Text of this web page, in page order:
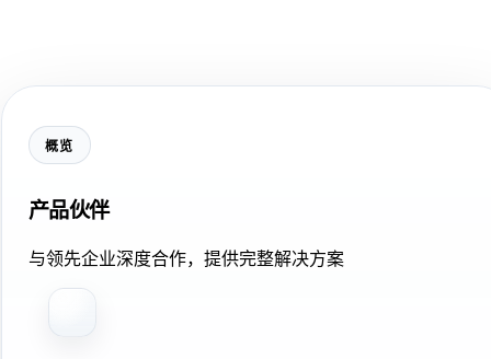
概览
产品伙伴
与领先企业深度合作，提供完整解决方案